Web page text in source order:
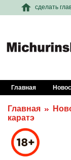
сделать
Главная
Главная
каратэ